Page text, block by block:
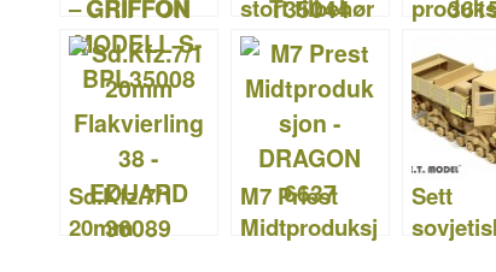
– GRIFFON
MODELL S-
BPL35008
stort tilbehør
sett – BLACK
DOG T35044
36159
Sd.Kfz.7/1
20mm
M7 Priest
Midtproduksj
Sett